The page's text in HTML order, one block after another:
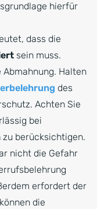
hierfür
dass die
sein muss.
Halten
des
Achten Sie
bei
berücksichtigen.
nicht die Gefahr
erfordert der
die